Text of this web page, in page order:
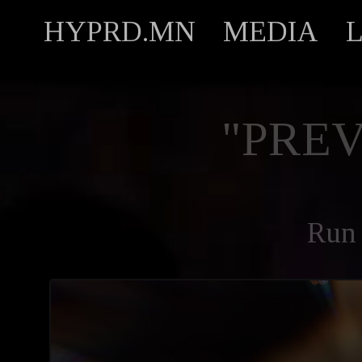
HYPRD.MN MEDIA